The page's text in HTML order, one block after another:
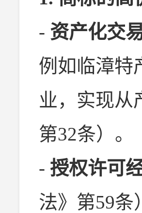
- 资产化交
例如临漳特
业，实现从
第32条）。
- 授权许可
法》第59条